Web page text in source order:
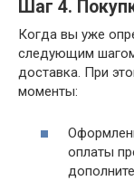
Шаг 4.
Когда вы уже
следующим
доставка. При
моменты:
оплаты